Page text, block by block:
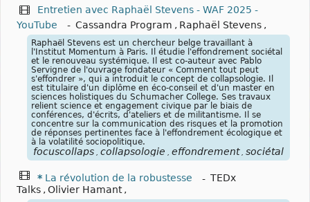
Entretien avec Raphaël Stevens - WAF 2025 -
YouTube
- Cassandra Program , Raphaël Stevens ,
Raphaël Stevens est un chercheur belge travaillant à
l'Institut Momentum à Paris. Il étudie l'effondrement sociétal
et le renouveau systémique. Il est co-auteur avec Pablo
Servigne de l'ouvrage fondateur « Comment tout peut
s'effondrer », qui a introduit le concept de collapsologie. Il
est titulaire d'un diplôme en éco-conseil et d'un master en
sciences holistiques du Schumacher College. Ses travaux
relient science et engagement civique par le biais de
conférences, d'écrits, d'ateliers et de militantisme. Il se
concentre sur la communication des risques et la promotion
de réponses pertinentes face à l'effondrement écologique et
à la volatilité sociopolitique.
focuscollaps collapsologie effondrement sociétal
* La révolution de la robustesse - TEDx
Talks , Olivier Hamant ,